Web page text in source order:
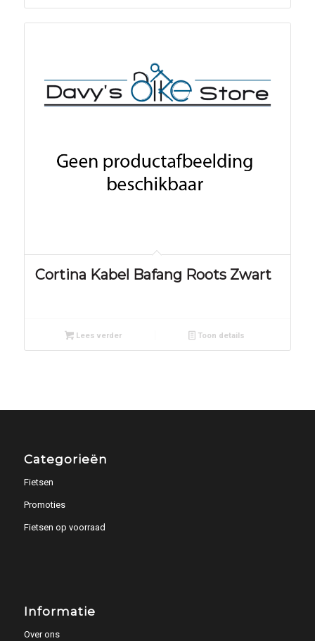
Cortina Kabel Bafang Roots Zwart
Lees verder Toon details
Categorieën
Fietsen
Promoties
Fietsen op voorraad
Informatie
Over ons